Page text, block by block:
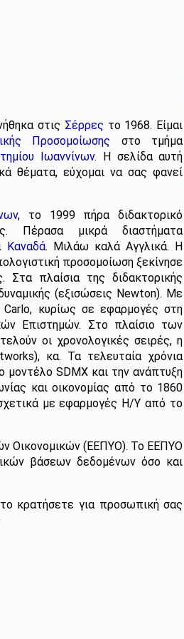
στις Σέρρες το 1968. Είμαι
Προσομοίωσης στο τμήμα
Ιωαννίνων. Η σελίδα αυτή
θέματα, εύχομαι να σας φανεί
, το 1999 πήρα διδακτορικό
Πέρασα μικρά διαστήματα
Καναδά. Μιλάω καλά Αγγλικά. Η
προσομοίωση ξεκίνησε
πλαίσια της διδακτορικής
(εξισώσεις Newton). Με
κυρίως σε εφαρμογές στη
Επιστημών. Στο πλαίσιο των
οι χρονολογικές σειρές, η
κα. Τα τελευταία χρόνια
μοντέλο SDMX και την ανάπτυξη
και οικονομίας από το 1860
με εφαρμογές Η/Υ από το
Οικονομικών (ΕΕΠΥΟ). Το ΕΕΠΥΟ
βάσεων δεδομένων όσο και
κρατήσετε για προσωπική σας